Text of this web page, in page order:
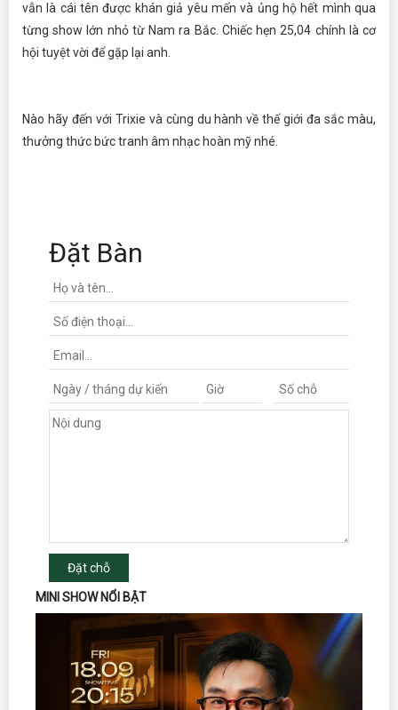
vẫn là cái tên được khán giả yêu mến và ủng hộ hết mình qua
từng show lớn nhỏ từ Nam ra Bắc. Chiếc hẹn 25,04 chính là cơ
hội tuyệt vời để gặp lại anh.
Nào hãy đến với Trixie và cùng du hành về thế giới đa sắc màu,
thưởng thức bức tranh âm nhạc hoàn mỹ nhé.
Đặt Bàn
Đặt chỗ
MINI SHOW NỔI BẬT